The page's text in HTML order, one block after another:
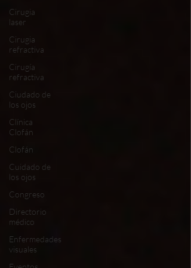
Cirugia
laser
Cirugia
refractiva
Cirugía
refractiva
Ciudado de
los ojos
Clínica
Clofán
Clofán
Cuidado de
los ojos
Congreso
Directorio
médico
Enfermedades
visuales